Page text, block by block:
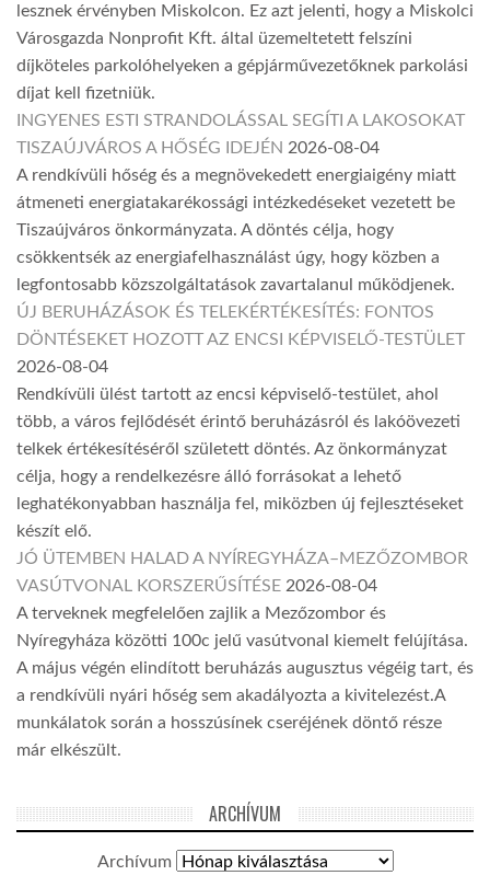
lesznek érvényben Miskolcon. Ez azt jelenti, hogy a Miskolci
Városgazda Nonprofit Kft. által üzemeltetett felszíni
díjköteles parkolóhelyeken a gépjárművezetőknek parkolási
díjat kell fizetniük.
INGYENES ESTI STRANDOLÁSSAL SEGÍTI A LAKOSOKAT
TISZAÚJVÁROS A HŐSÉG IDEJÉN 2026-08-04
A rendkívüli hőség és a megnövekedett energiaigény miatt
átmeneti energiatakarékossági intézkedéseket vezetett be
Tiszaújváros önkormányzata. A döntés célja, hogy
csökkentsék az energiafelhasználást úgy, hogy közben a
legfontosabb közszolgáltatások zavartalanul működjenek.
ÚJ BERUHÁZÁSOK ÉS TELEKÉRTÉKESÍTÉS: FONTOS
DÖNTÉSEKET HOZOTT AZ ENCSI KÉPVISELŐ-TESTÜLET
2026-08-04
Rendkívüli ülést tartott az encsi képviselő-testület, ahol
több, a város fejlődését érintő beruházásról és lakóövezeti
telkek értékesítéséről született döntés. Az önkormányzat
célja, hogy a rendelkezésre álló forrásokat a lehető
leghatékonyabban használja fel, miközben új fejlesztéseket
készít elő.
JÓ ÜTEMBEN HALAD A NYÍREGYHÁZA–MEZŐZOMBOR
VASÚTVONAL KORSZERŰSÍTÉSE 2026-08-04
A terveknek megfelelően zajlik a Mezőzombor és
Nyíregyháza közötti 100c jelű vasútvonal kiemelt felújítása.
A május végén elindított beruházás augusztus végéig tart, és
a rendkívüli nyári hőség sem akadályozta a kivitelezést.A
munkálatok során a hosszúsínek cseréjének döntő része
már elkészült.
ARCHÍVUM
Archívum